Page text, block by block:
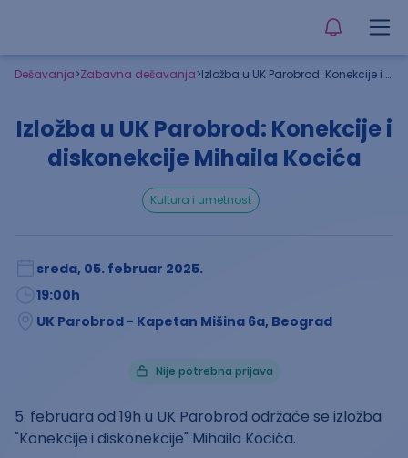
Dešavanja>Zabavna dešavanja> Izložba u UK Parobrod: Konekcije i diskonekcije Mihaila Kocića
Izložba u UK Parobrod: Konekcije i
diskonekcije Mihaila Kocića
kultura i umetnost
sreda, 05. februar 2025.
19:00h
UK Parobrod - Kapetan Mišina 6a, Beograd
Nije potrebna prijava
5. februara od 19h u UK Parobrod održaće se izložba
"Konekcije i diskonekcije" Mihaila Kocića.